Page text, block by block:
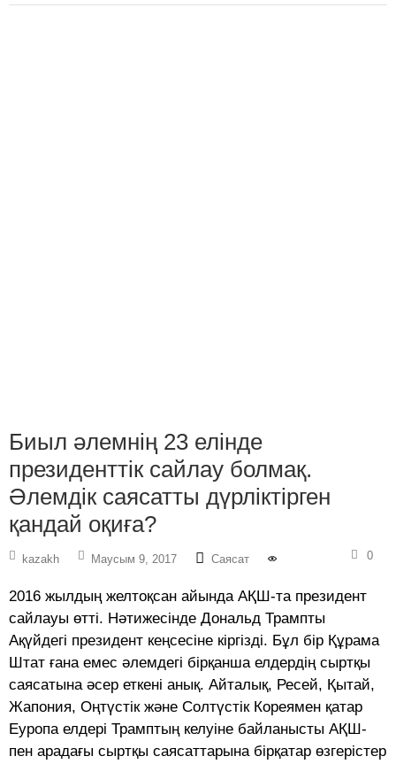
Биыл әлемнің 23 елінде
президенттік сайлау болмақ.
Әлемдік саясатты дүрліктірген
қандай оқиға?
kazakh Маусым 9, 2017 Саясат 0
2016 жылдың желтоқсан айында АҚШ-та президент
сайлауы өтті. Нәтижесінде Дональд Трампты
Ақүйдегі президент кеңсесіне кіргізді. Бұл бір Құрама
Штат ғана емес әлемдегі бірқанша елдердің сыртқы
саясатына әсер еткені анық. Айталық, Ресей, Қытай,
Жапония, Оңтүстік және Солтүстік Кореямен қатар
Еуропа елдері Трамптың келуіне байланысты АҚШ-
пен арадағы сыртқы саясаттарына бірқатар өзгерістер